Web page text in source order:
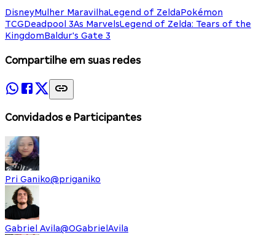
DisneyMulher MaravilhaLegend of ZeldaPokémon
TCGDeadpool 3As MarvelsLegend of Zelda: Tears of the
KingdomBaldur's Gate 3
Compartilhe em suas redes
Convidados e Participantes
Pri Ganiko@priganiko
Gabriel Avila@OGabrielAvila